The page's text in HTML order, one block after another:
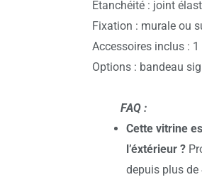
Étanchéité : joint
Fixation : murale ou
Accessoires inclus :
Options : bandeau
FAQ :
Cette vitrine
l’éxtérieur ?
depuis plus de